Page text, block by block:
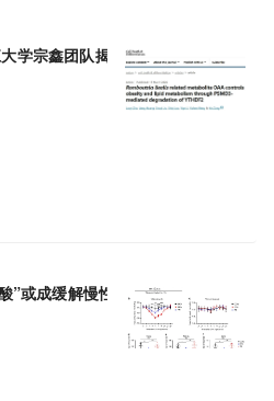
宗鑫团队揭示肠道菌
”或成缓解慢性颞下颌关节痛的新希望